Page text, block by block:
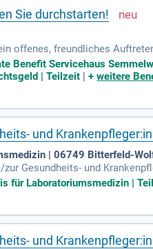
Sie durchstarten!
offenes, freundliches
über eine
Benefit Servicehaus
| Teilzeit |+weitere
und
| 06749 Bitterfeld-
Gesundheits- und
in Wort und Schrift;
für Laboratoriumsmedizin |
und